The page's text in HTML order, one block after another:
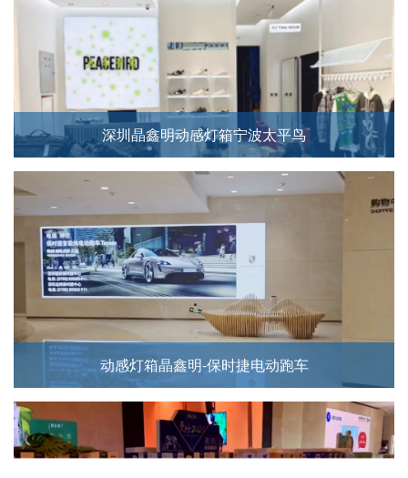
深圳晶鑫明动感灯箱宁波太平鸟
动感灯箱晶鑫明-保时捷电动跑车